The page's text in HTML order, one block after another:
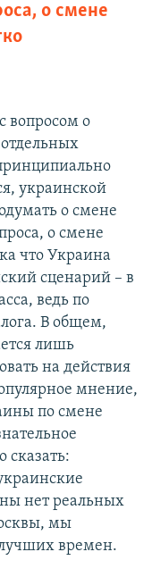
о смене
вопросом о
украинской
о смене
о смене
что Украина
сценарий – в
ведь по
В общем,
лишь
на действия
мнение,
по смене
нет реальных
мы
времен.